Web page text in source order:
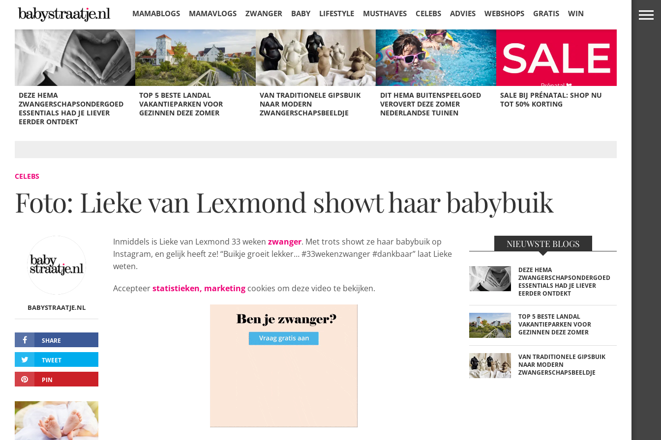
MAMABLOGS MAMAVLOGS ZWANGER BABY LIFESTYLE MUSTHAVES CELEBS ADVIES WEBSHOPS GRATIS WIN
KORTINGEN
DEZE HEMA
ZWANGERSCHAPSONDERGOED
ESSENTIALS HAD JE LIEVER
EERDER ONTDEKT
TOP 5 BESTE LANDAL
VAKANTIEPARKEN VOOR
GEZINNEN DEZE ZOMER
VAN TRADITIONELE GIPSBUIK
NAAR MODERN
ZWANGERSCHAPSBEELDJE
DIT HEMA BUITENSPEELGOED
VEROVERT DEZE ZOMER
NEDERLANDSE TUINEN
SALE BIJ PRÉNATAL: SHOP NU
TOT 50% KORTING
CELEBS
Foto: Lieke van Lexmond showt haar babybuik
BABYSTRAATJE.NL
SHARE
TWEET
PIN
Inmiddels is Lieke van Lexmond 33 weken zwanger. Met trots showt ze haar babybuik op
Instagram, en gelijk heeft ze! “Buikje groeit lekker… #33wekenzwanger #dankbaar” laat Lieke
weten.
Accepteerstatistieken, marketing cookies om deze video te bekijken.
NIEUWSTE BLOGS
DEZE HEMA
ZWANGERSCHAPSONDERGOED
ESSENTIALS HAD JE LIEVER
EERDER ONTDEKT
TOP 5 BESTE LANDAL
VAKANTIEPARKEN VOOR
GEZINNEN DEZE ZOMER
VAN TRADITIONELE GIPSBUIK
NAAR MODERN
ZWANGERSCHAPSBEELDJE